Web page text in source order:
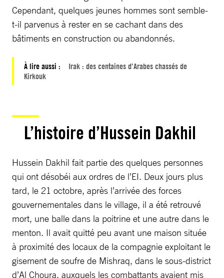
Cependant, quelques jeunes hommes sont semble-
t-il parvenus à rester en se cachant dans des
bâtiments en construction ou abandonnés.
À lire aussi :
Irak : des centaines d’Arabes chassés de
Kirkouk
L’histoire d’Hussein Dakhil
Hussein Dakhil fait partie des quelques personnes
qui ont désobéi aux ordres de l’EI. Deux jours plus
tard, le 21 octobre, après l’arrivée des forces
gouvernementales dans le village, il a été retrouvé
mort, une balle dans la poitrine et une autre dans le
menton. Il avait quitté peu avant une maison située
à proximité des locaux de la compagnie exploitant le
gisement de soufre de Mishraq, dans le sous-district
d’Al Choura, auxquels les combattants avaient mis